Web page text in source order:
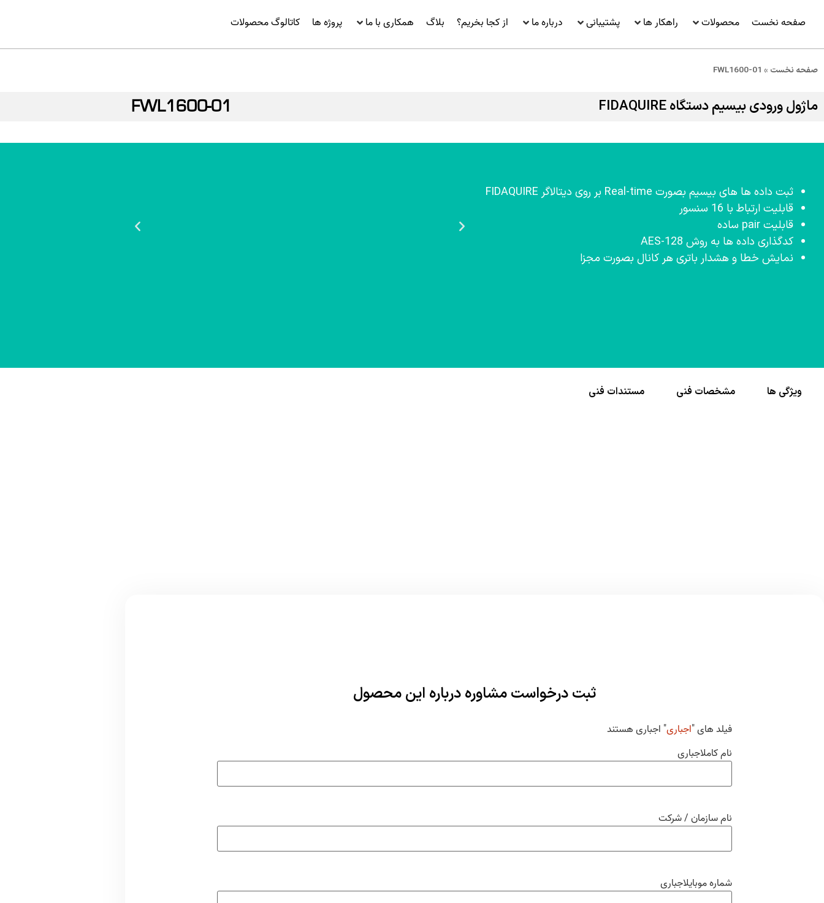
صفحه نخست محصولات راهکار ها پشتیبانی درباره ما از کجا بخریم؟ بلاگ همکاری با ما پروژه ها کاتالوگ محصولات
صفحه نخست »
FWL1600-01
ماژول ورودی بیسیم دستگاه FIDAQUIRE FWL1600-01
ثبت داده ها های بیسیم بصورت Real-time بر روی دیتالاگر FIDAQUIRE
قابلیت ارتباط با 16
سنسور
قابلیتpair ساده
کدگذاری داده ها به روش AES-128
نمایش خطا و هشدار باتری هر کانال بصورت مجزا
ویژگی ها مشخصات فنی مستندات فنی
ثبت درخواست مشاوره درباره این محصول
فیلد های "اجباری" اجباری هستند
نام کاملاجباری
نام سازمان / شرکت
شماره موبایلاجباری